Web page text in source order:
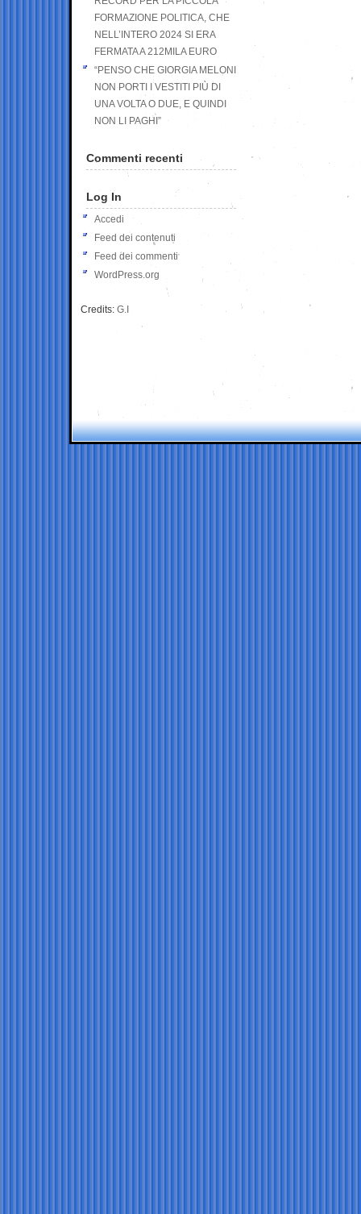
FORMAZIONE POLITICA, CHE
NELL’INTERO 2024 SI ERA
FERMATA A 212MILA EURO
“PENSO CHE GIORGIA MELONI
NON PORTI I VESTITI PIÙ DI
UNA VOLTA O DUE, E QUINDI
NON LI PAGHI”
Commenti recenti
Log In
Accedi
Feed dei contenuti
Feed dei commenti
WordPress.org
Credits: G.I